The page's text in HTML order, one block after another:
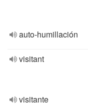
auto-humillación
visitant
visitante